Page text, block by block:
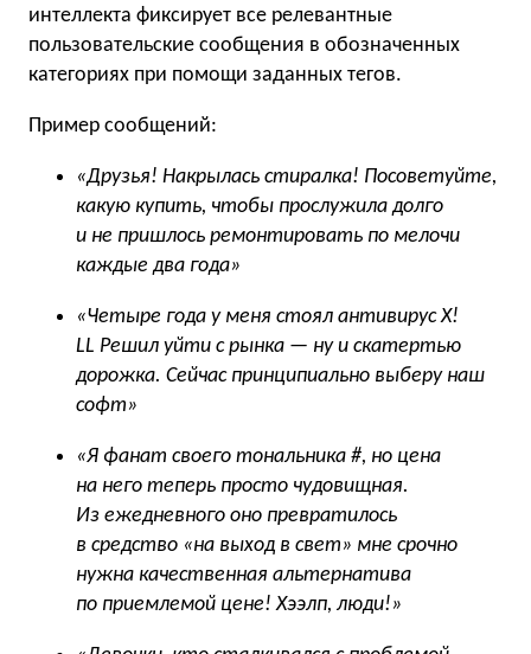
интеллекта фиксирует все релевантные
пользовательские сообщения в обозначенных
категориях при помощи заданных тегов.
Пример сообщений:
«Друзья! Накрылась стиралка! Посоветуйте,
какую купить, чтобы прослужила долго
и не пришлось ремонтировать по мелочи
каждые два года»
«Четыре года у меня стоял антивирус X!
LL Решил уйти с рынка — ну и скатертью
дорожка. Сейчас принципиально выберу наш
софт»
«Я фанат своего тональника #, но цена
на него теперь просто чудовищная.
Из ежедневного оно превратилось
в средство «на выход в свет» мне срочно
нужна качественная альтернатива
по приемлемой цене! Хээлп, люди!»